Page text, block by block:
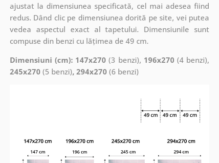
ajustat la dimensiunea specificată, cel mai adesea fiind
redus. Dând clic pe dimensiunea dorită pe site, vei putea
vedea aspectul exact al tapetului. Dimensiunile sunt
compuse din benzi cu lățimea de 49 cm.
Dimensiuni (cm): 147x270 (3 benzi), 196x270 (4 benzi),
245x270 (5 benzi), 294x270 (6 benzi)